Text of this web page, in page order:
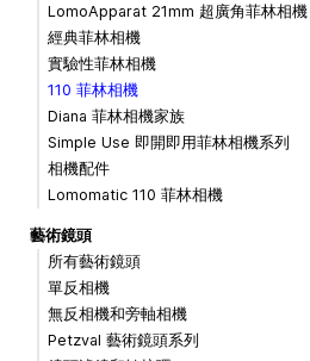
LomoApparat 21mm 超廣角菲林相機
經典菲林相機
實驗性菲林相機
110 菲林相機
Diana 菲林相機家族
Simple Use 即開即用菲林相機系列
相機配件
Lomomatic 110 菲林相機
藝術鏡頭
所有藝術鏡頭
單反相機
無反相機和旁軸相機
Petzval 藝術鏡頭系列